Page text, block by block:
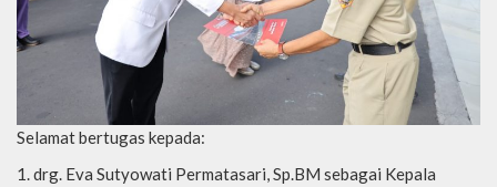
Selamat bertugas kepada:
drg. Eva Sutyowati Permatasari, Sp.BM sebagai Kepala